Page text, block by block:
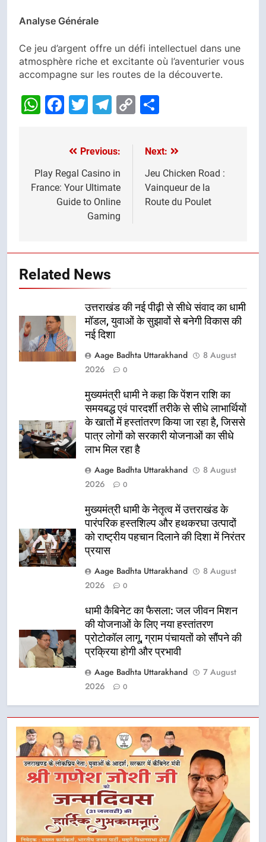
Analyse Générale
Ce jeu d’argent offre un défi intellectuel dans une
atmosphère riche et excitante où l’aventurier vous
accompagne sur les routes de la découverte.
WhatsApp
Facebook
Twitter
Telegram
Copy
navigation
Previous:
Play Regal Casino in
France: Your Ultimate
Guide to Online
Gaming
Next:
Jeu Chicken Road :
Vainqueur de la
Route du Poulet
Related News
उत्तराखंड की नई पीढ़ी से सीधे संवाद का धामी
मॉडल, युवाओं के सुझावों से बनेगी विकास की
नई दिशा
Aage Badhta Uttarakhand
8 August
2026
0
मुख्यमंत्री धामी ने कहा कि पेंशन राशि का
समयबद्ध एवं पारदर्शी तरीके से सीधे लाभार्थियों
के खातों में हस्तांतरण किया जा रहा है, जिससे
पात्र लोगों को सरकारी योजनाओं का सीधे
लाभ मिल रहा है
Aage Badhta Uttarakhand
8 August
2026
0
मुख्यमंत्री धामी के नेतृत्व में उत्तराखंड के
पारंपरिक हस्तशिल्प और हथकरघा उत्पादों
को राष्ट्रीय पहचान दिलाने की दिशा में निरंतर
प्रयास
Aage Badhta Uttarakhand
8 August
2026
0
धामी कैबिनेट का फैसला: जल जीवन मिशन
की योजनाओं के लिए नया हस्तांतरण
प्रोटोकॉल लागू, ग्राम पंचायतों को सौंपने की
प्रक्रिया होगी और प्रभावी
Aage Badhta Uttarakhand
7 August
2026
0
5